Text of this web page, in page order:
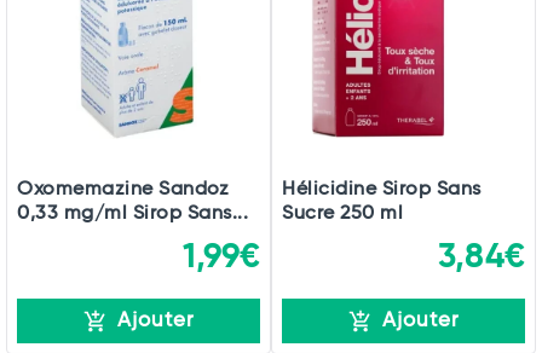
Oxomemazine Sandoz
0,33 mg/ml Sirop Sans...
1,99€
Ajouter
Hélicidine Sirop Sans
Sucre 250 ml
3,84€
Ajouter